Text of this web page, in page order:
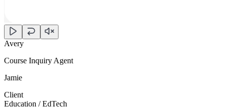
Avery
Course Inquiry Agent
Jamie
Client
Education / EdTech